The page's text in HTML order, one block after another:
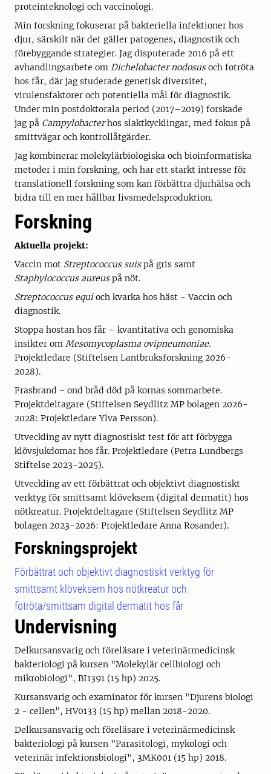
proteinteknologi och vaccinologi.
Min forskning fokuserar på bakteriella infektioner hos
djur, särskilt när det gäller patogenes, diagnostik och
förebyggande strategier. Jag disputerade 2016 på ett
avhandlingsarbete om Dichelobacter nodosusoch fotröta
hos får, där jag studerade genetisk diversitet,
virulensfaktorer och potentiella mål för diagnostik.
Under min postdoktorala period (2017–2019) forskade
jag på Campylobacterhos slaktkycklingar, med fokus på
smittvägar och kontrollåtgärder.
Jag kombinerar molekylärbiologiska och bioinformatiska
metoder i min forskning, och har ett starkt intresse för
translationell forskning som kan förbättra djurhälsa och
bidra till en mer hållbar livsmedelsproduktion.
Forskning
Aktuella projekt:
Vaccin mot Streptococcus suispå gris samt
Staphylococcus aureuspå nöt.
Streptococcus equioch kvarka hos häst - Vaccin och
diagnostik.
Stoppa hostan hos får – kvantitativa och genomiska
insikter om Mesomycoplasma ovipneumoniae.
Projektledare (Stiftelsen Lantbruksforskning 2026-
2028).
Frasbrand - ond bråd död på kornas sommarbete.
Projektdeltagare (Stiftelsen Seydlitz MP bolagen 2026-
2028: Projektledare Ylva Persson).
Utveckling av nytt diagnostiskt test för att förbygga
klövsjukdomar hos får. Projektledare (Petra Lundbergs
Stiftelse 2023-2025).
Utveckling av ett förbättrat och objektivt diagnostiskt
verktyg för smittsamt klöveksem (digital dermatit) hos
nötkreatur. Projektdeltagare (Stiftelsen Seydlitz MP
bolagen 2023-2026: Projektledare Anna Rosander).
Forskningsprojekt
Förbättrat och objektivt diagnostiskt verktyg för
smittsamt klöveksem hos nötkreatur och
fotröta/smittsam digital dermatit hos får
Undervisning
Delkursansvarig och föreläsare i veterinärmedicinsk
bakteriologi på kursen "Molekylär cellbiologi och
mikrobiologi", BI1391 (15 hp) 2025.
Kursansvarig och examinator för kursen "Djurens biologi
2 - cellen", HV0133 (15 hp) mellan 2018-2020.
Delkursansvarig och föreläsare i veterinärmedicinsk
bakteriologi på kursen "Parasitologi, mykologi och
veterinär infektionsbiologi", 3MK001 (15 hp) 2018.